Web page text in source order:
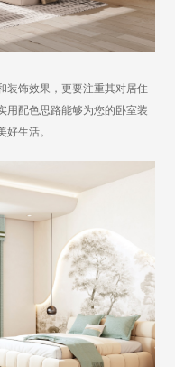
装饰效果，更要注重其对居住
用配色思路能够为您的卧室装
生活。